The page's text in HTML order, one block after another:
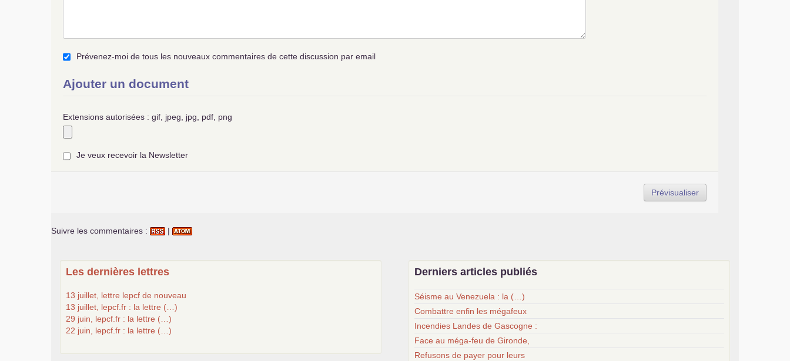
Prévenez-moi de tous les nouveaux commentaires de cette discussion par email
Ajouter un document
Extensions autorisées : gif, jpeg, jpg, pdf, png
Je veux recevoir la Newsletter
Suivre les commentaires : |
Les dernières lettres
13 juillet, lettre lepcf de nouveau
13 juillet, lepcf.fr : la lettre (…)
29 juin, lepcf.fr : la lettre (…)
22 juin, lepcf.fr : la lettre (…)
Derniers articles publiés
Séisme au Venezuela : la (…)
Combattre enfin les mégafeux
Incendies Landes de Gascogne :
Face au méga-feu de Gironde,
Refusons de payer pour leurs